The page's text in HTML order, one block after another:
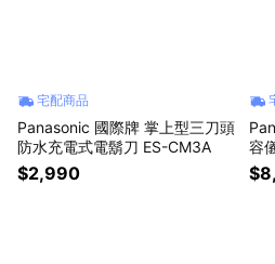
宅配商品
Panasonic 國際牌 掌上型三刀頭
防水充電式電鬍刀 ES-CM3A
$2,990
容